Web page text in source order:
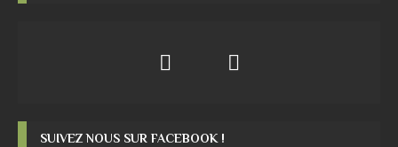
SUIVEZ NOUS SUR FACEBOOK !